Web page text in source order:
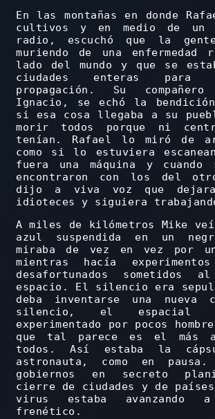
En las montañas en donde
cultivos y en medio de un
radio, escuchó que la
muriendo de una
lado del mundo y que se
ciudades enteras
propagación. Su
Ignacio, se echó la
si esa cosa llegaba a su
morir todos porque ni
tenían. Rafael lo miró de
como si lo estuviera
fuera una máquina y
encontraron con los del
dijo a viva voz que
idioteces y siguiera
A miles de kilómetros Mike
azul suspendida en un
miraba de vez en vez por
mientras hacía
desafortunados sometidos
espacio. El silencio era
deba inventarse una nueva
silencio, el espacial
experimentado por pocos
que tal parece es el más
todos. Así estaba la
astronauta, como en
gobiernos en secreto
cierre de ciudades y de
virus estaba avanzando
frenético.